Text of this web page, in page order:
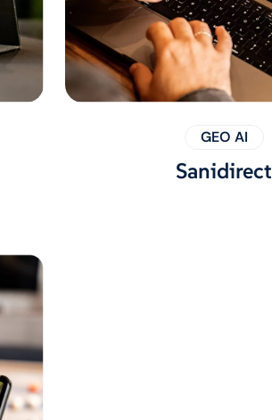
GEO AI
Sanidirect